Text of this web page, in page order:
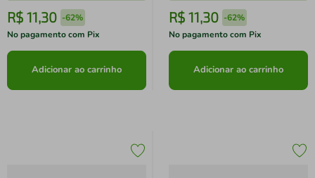
R$ 11,30 -62%
No pagamento com Pix
Adicionar ao carrinho
R$ 11,30 -62%
No pagamento com Pix
Adicionar ao carrinho